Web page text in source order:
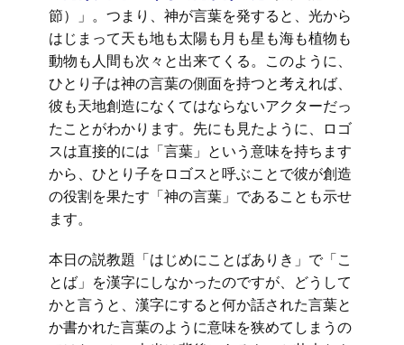
節）」。つまり、神が言葉を発すると、光から
はじまって天も地も太陽も月も星も海も植物も
動物も人間も次々と出来てくる。このように、
ひとり子は神の言葉の側面を持つと考えれば、
彼も天地創造になくてはならないアクターだっ
たことがわかります。先にも見たように、ロゴ
スは直接的には「言葉」という意味を持ちます
から、ひとり子をロゴスと呼ぶことで彼が創造
の役割を果たす「神の言葉」であることも示せ
ます。
本日の説教題「はじめにことばありき」で「こ
とば」を漢字にしなかったのですが、どうして
かと言うと、漢字にすると何か話された言葉と
か書かれた言葉のように意味を狭めてしまうの